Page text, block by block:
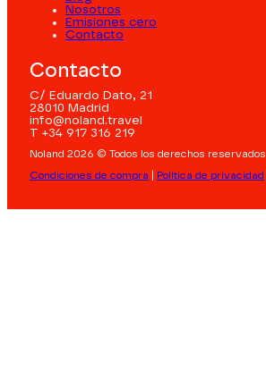
Nosotros
Emisiones cero
Contacto
Contacto
C/ Eduardo Dato, 21
28010 Madrid
info@noland.travel
T +34 917 316 219
Noland 2026 © Todos los derechos reservados
Condiciones de compra
Política de privacidad